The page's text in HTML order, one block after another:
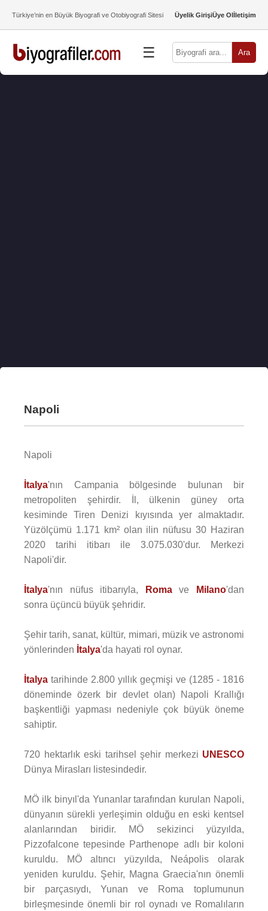
Türkiye’nin en Büyük Biyografi ve Otobiyografi Sitesi Üyelik GirişiÜye Olİletişim
☰ Ara
Napoli
Napoli
İtalya'nın Campania bölgesinde bulunan bir
metropoliten şehirdir. İl, ülkenin güney orta
kesiminde Tiren Denizi kıyısında yer almaktadır.
Yüzölçümü 1.171 km² olan ilin nüfusu 30 Haziran
2020 tarihi itibarı ile 3.075.030'dur. Merkezi
Napoli'dir.
İtalya'nın nüfus itibarıyla, Romave Milano'dan
sonra üçüncü büyük şehridir.
Şehir tarih, sanat, kültür, mimari, müzik ve astronomi
yönlerinden İtalya'da hayati rol oynar.
İtalya tarihinde 2.800 yıllık geçmişi ve (1285 - 1816
döneminde özerk bir devlet olan) Napoli Krallığı
başkentliği yapması nedeniyle çok büyük öneme
sahiptir.
720 hektarlık eski tarihsel şehir merkezi UNESCO
Dünya Mirasları listesindedir.
MÖ ilk binyıl'da Yunanlar tarafından kurulan Napoli,
dünyanın sürekli yerleşimin olduğu en eski kentsel
alanlarından biridir. MÖ sekizinci yüzyılda,
Pizzofalcone tepesinde Parthenope adlı bir koloni
kuruldu. MÖ altıncı yüzyılda, Neápolis olarak
yeniden kuruldu. Şehir, Magna Graecia'nın önemli
bir parçasıydı, Yunan ve Roma toplumunun
birleşmesinde önemli bir rol oynadı ve Romalıların